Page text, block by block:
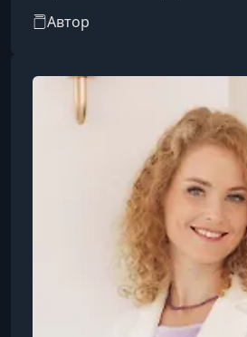
торгового зала аптеки,
фарм. мерчендайзингу,
статей в журналах
по 2016 г. — врач-методист и
продукту в крупной
Автор